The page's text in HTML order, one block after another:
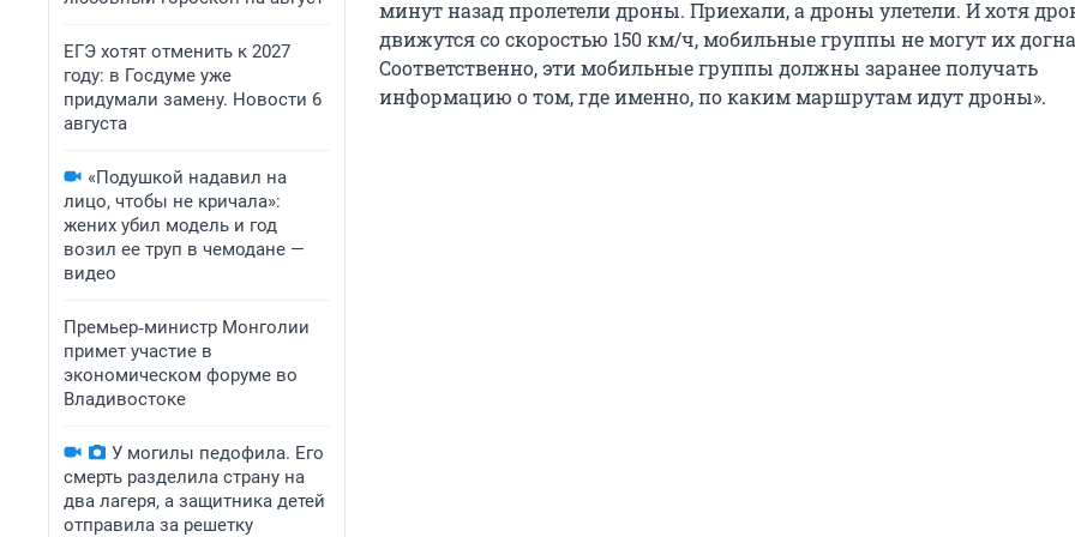
ЕГЭ хотят отменить к 2027
году: в Госдуме уже
придумали замену. Новости 6
августа
«Подушкой надавил на
лицо, чтобы не кричала»:
жених убил модель и год
возил ее труп в чемодане —
видео
Премьер‑министр Монголии
примет участие в
экономическом форуме во
Владивостоке
У могилы педофила. Его
смерть разделила страну на
два лагеря, а защитника детей
отправила за решетку
минут назад пролетели дроны. Приехали, а дроны улетели. И хотя
движутся со скоростью 150 км/ч, мобильные группы не могут их
Соответственно, эти мобильные группы должны заранее получать
информацию о том, где именно, по каким маршрутам идут дроны».